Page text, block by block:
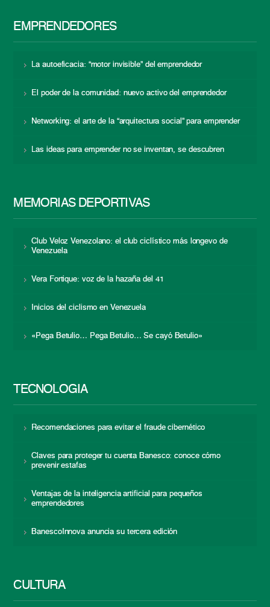
EMPRENDEDORES
La autoeficacia: “motor invisible” del emprendedor
El poder de la comunidad: nuevo activo del emprendedor
Networking: el arte de la “arquitectura social” para emprender
Las ideas para emprender no se inventan, se descubren
MEMORIAS DEPORTIVAS
Club Veloz Venezolano: el club ciclístico más longevo de
Venezuela
Vera Fortique: voz de la hazaña del 41
Inicios del ciclismo en Venezuela
«Pega Betulio… Pega Betulio… Se cayó Betulio»
TECNOLOGÍA
Recomendaciones para evitar el fraude cibernético
Claves para proteger tu cuenta Banesco: conoce cómo
prevenir estafas
Ventajas de la inteligencia artificial para pequeños
emprendedores
BanescoInnova anuncia su tercera edición
CULTURA